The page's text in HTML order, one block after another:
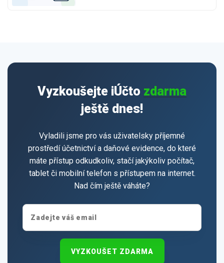
Vyzkoušejte iÚčto zdarma
ještě dnes!
Vyladili jsme pro vás uživatelsky příjemné
prostředí účetnictví a daňové evidence, do které
máte přístup odkudkoliv, stačí jakýkoliv počítač,
tablet či mobilní telefon s přístupem na internet.
Nad čím ještě váháte?
VYZKOUŠET ZDARMA